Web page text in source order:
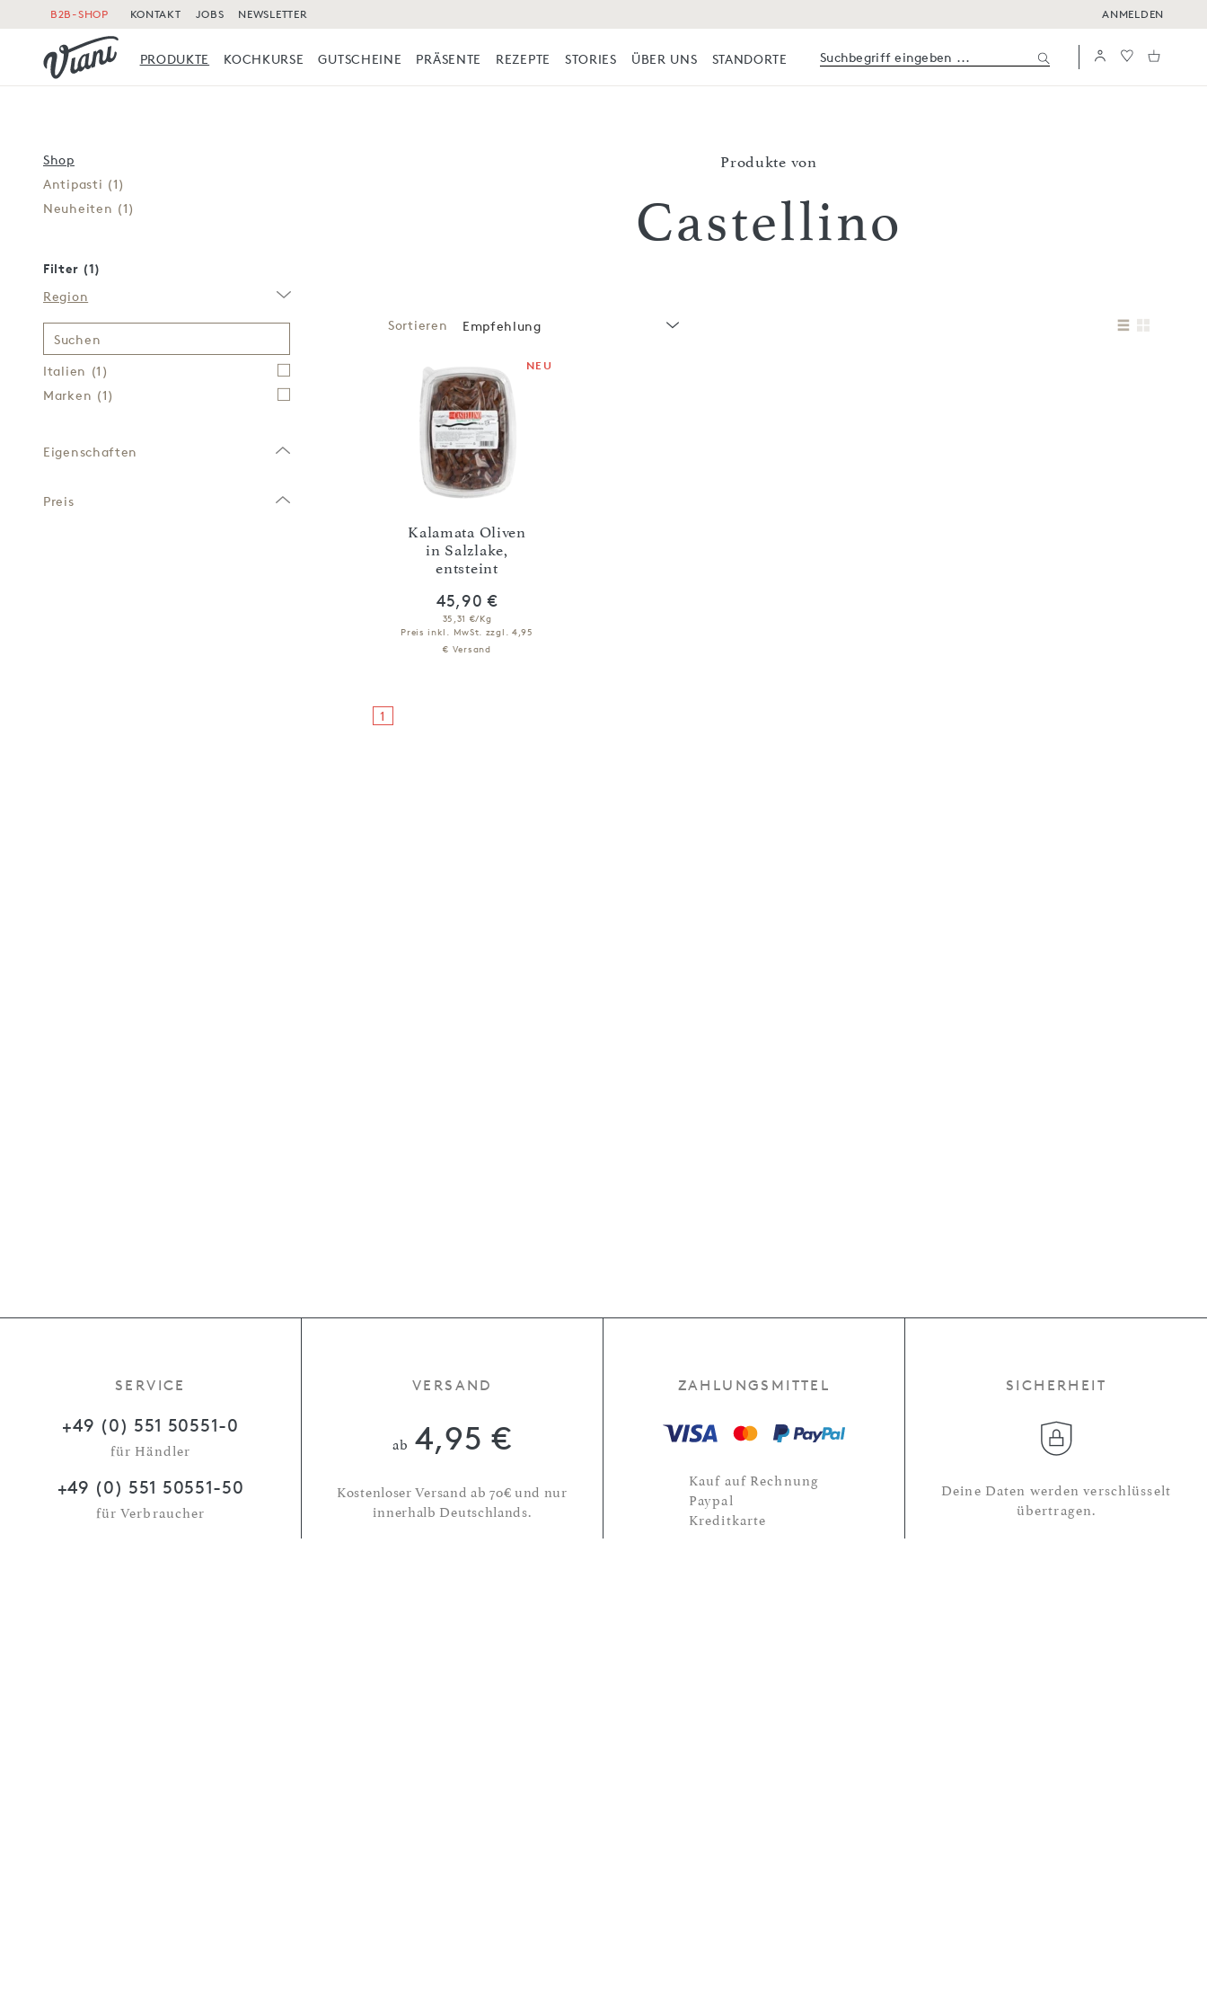
B2B-SHOP KONTAKT JOBS NEWSLETTER ANMELDEN
PRODUKTE KOCHKURSE GUTSCHEINE PRÄSENTE REZEPTE STORIES ÜBER UNS STANDORTE
Produkte von
Castellino
Sortieren Empfehlung
Kalamata Oliven
in Salzlake,
entsteint
45,90 €
35,31 €/Kg
Preis inkl. MwSt. zzgl. 4,95
€ Versand
NEU
1
Shop
Antipasti (1)
Neuheiten (1)
Filter (1)
Region
Suchen
Italien (1)
Marken (1)
Eigenschaften
Preis
SERVICE
+49 (0) 551 50551-0
für Händler
+49 (0) 551 50551-50
für Verbraucher
VERSAND
ab 4,95 €
Kostenloser Versand ab 70€ und nur
innerhalb Deutschlands.
ZAHLUNGSMITTEL
Kauf auf Rechnung
Paypal
Kreditkarte
SICHERHEIT
Deine Daten werden verschlüsselt
übertragen.